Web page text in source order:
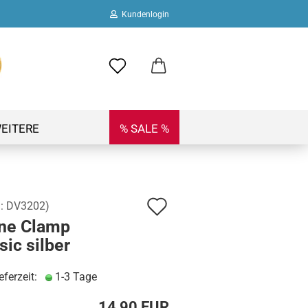
Kundenlogin
erstellen
vergessen?
% SALE %
DV3202)
Clamp
silber
1-3 Tage